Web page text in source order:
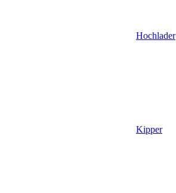
Hochlader
Kipper